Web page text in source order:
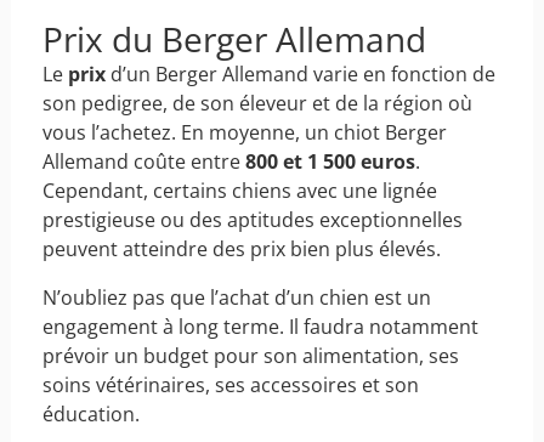
Prix du Berger Allemand
Le prixd’un Berger Allemand varie en fonction de
son pedigree, de son éleveur et de la région où
vous l’achetez. En moyenne, un chiot Berger
Allemand coûte entre800 et 1 500 euros.
Cependant, certains chiens avec une lignée
prestigieuse ou des aptitudes exceptionnelles
peuvent atteindre des prix bien plus élevés.
N’oubliez pas que l’achat d’un chien est un
engagement à long terme. Il faudra notamment
prévoir un budget pour son alimentation, ses
soins vétérinaires, ses accessoires et son
éducation.